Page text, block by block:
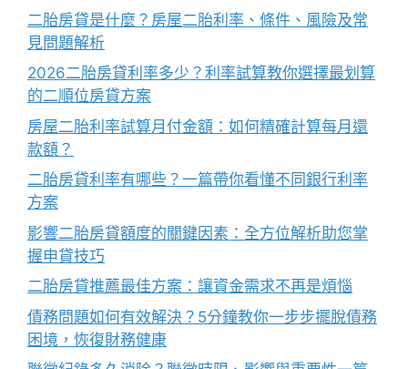
二胎房貸是什麼？房屋二胎利率、條件、風險及常
見問題解析
2026二胎房貸利率多少？利率試算教你選擇最划算
的二順位房貸方案
房屋二胎利率試算月付金額：如何精確計算每月還
款額？
二胎房貸利率有哪些？一篇帶你看懂不同銀行利率
方案
影響二胎房貸額度的關鍵因素：全方位解析助您掌
握申貸技巧
二胎房貸推薦最佳方案：讓資金需求不再是煩惱
債務問題如何有效解決？5分鐘教你一步步擺脫債務
困境，恢復財務健康